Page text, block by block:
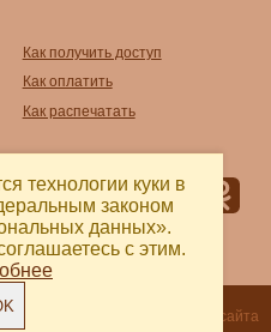
Как получить доступ
Как оплатить
Как распечатать
Разработка сайта
технологии куки в
законом
данных».
с этим.